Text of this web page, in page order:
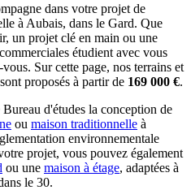
dans votre projet de
à Aubais, dans le Gard. Que
un projet clé en main ou une
étudient avec vous
Sur cette page, nos terrains et
proposés à partir de 169 000 €.
d'études la conception de
ou maison traditionnelle à
environnementale
projet, vous pouvez également
ou une maison à étage, adaptées à
le 30.